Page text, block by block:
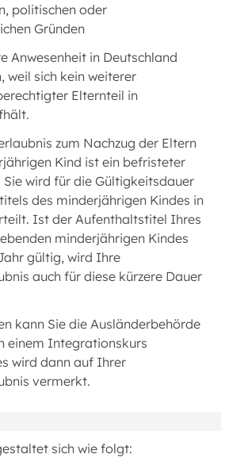
politischen oder
Gründen
Anwesenheit in Deutschland
weil sich kein weiterer
Elternteil in
zum Nachzug der Eltern
Kind ist ein befristeter
wird für die Gültigkeitsdauer
des minderjährigen Kindes in
Ist der Aufenthaltstitel Ihres
minderjährigen Kindes
gültig, wird Ihre
auch für diese kürzere Dauer
kann Sie die Ausländerbehörde
einem Integrationskurs
wird dann auf Ihrer
vermerkt.
sich wie folgt: